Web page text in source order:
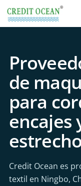
de
para
encajes
Credit Ocean es
textil en Ningbo,